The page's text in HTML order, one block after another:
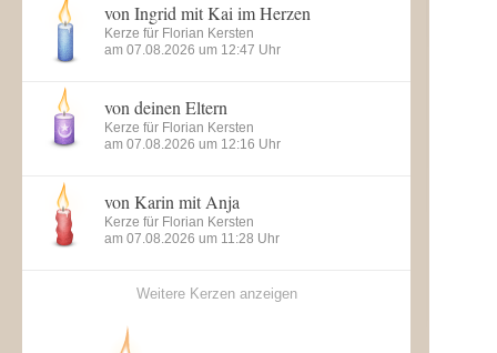
von Ingrid mit Kai im Herzen
Kerze für Florian Kersten
am 07.08.2026 um 12:47 Uhr
von deinen Eltern
Kerze für Florian Kersten
am 07.08.2026 um 12:16 Uhr
von Karin mit Anja
Kerze für Florian Kersten
am 07.08.2026 um 11:28 Uhr
Weitere Kerzen anzeigen